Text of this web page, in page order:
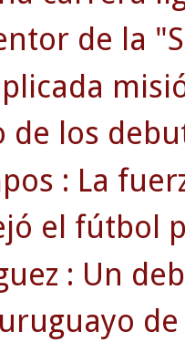
de la
de los
: La
el fútbol
: Un